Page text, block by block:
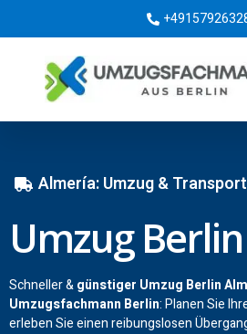
Almería: Umzug & Transport
Umzug
Schneller &günstiger Umzug Berlin
Umzugsfachmann Berlin: Planen Sie
erleben Sie einen reibungslosen